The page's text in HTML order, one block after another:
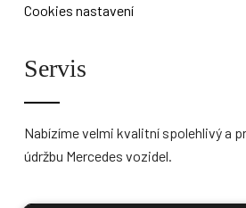
Cookies nastavení
Servis
Nabízíme velmi kvalitní spolehlivý a
údržbu Mercedes vozidel.